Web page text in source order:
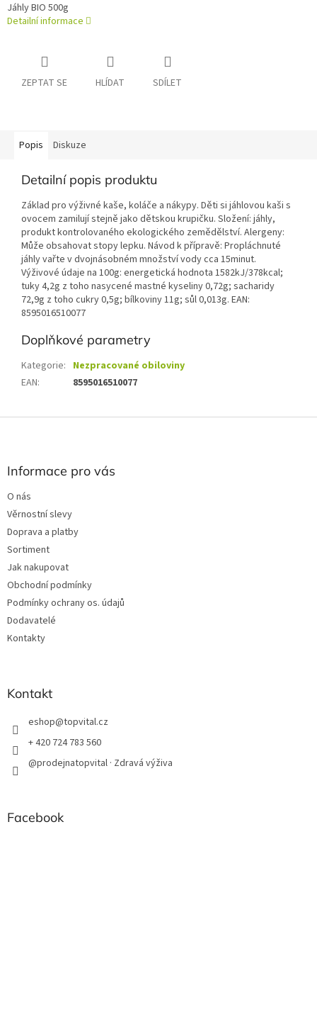
Jáhly BIO 500g
Detailní informace
ZEPTAT SE HLÍDAT SDÍLET
Popis Diskuze
Detailní popis produktu
Základ pro výživné kaše, koláče a nákypy. Děti si jáhlovou kaši s
ovocem zamilují stejně jako dětskou krupičku. Složení: jáhly,
produkt kontrolovaného ekologického zemědělství. Alergeny:
Může obsahovat stopy lepku. Návod k přípravě: Propláchnuté
jáhly vařte v dvojnásobném množství vody cca 15minut.
Výživové údaje na 100g: energetická hodnota 1582kJ/378kcal;
tuky 4,2g z toho nasycené mastné kyseliny 0,72g; sacharidy
72,9g z toho cukry 0,5g; bílkoviny 11g; sůl 0,013g. EAN:
8595016510077
Doplňkové parametry
Kategorie: Nezpracované obiloviny
EAN: 8595016510077
Z
Informace pro vás
O nás
Věrnostní slevy
Doprava a platby
Sortiment
Jak nakupovat
Obchodní podmínky
Podmínky ochrany os. údajů
Dodavatelé
Kontakty
Kontakt
eshop@topvital.cz
+ 420 724 783 560
@prodejnatopvital · Zdravá výživa
Facebook